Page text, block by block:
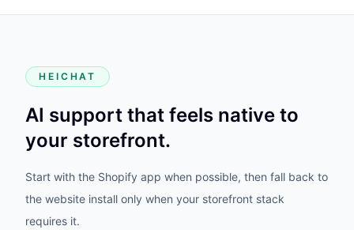
HEICHAT
AI support that feels native to
your storefront.
Start with the Shopify app when possible, then fall back to
the website install only when your storefront stack
requires it.